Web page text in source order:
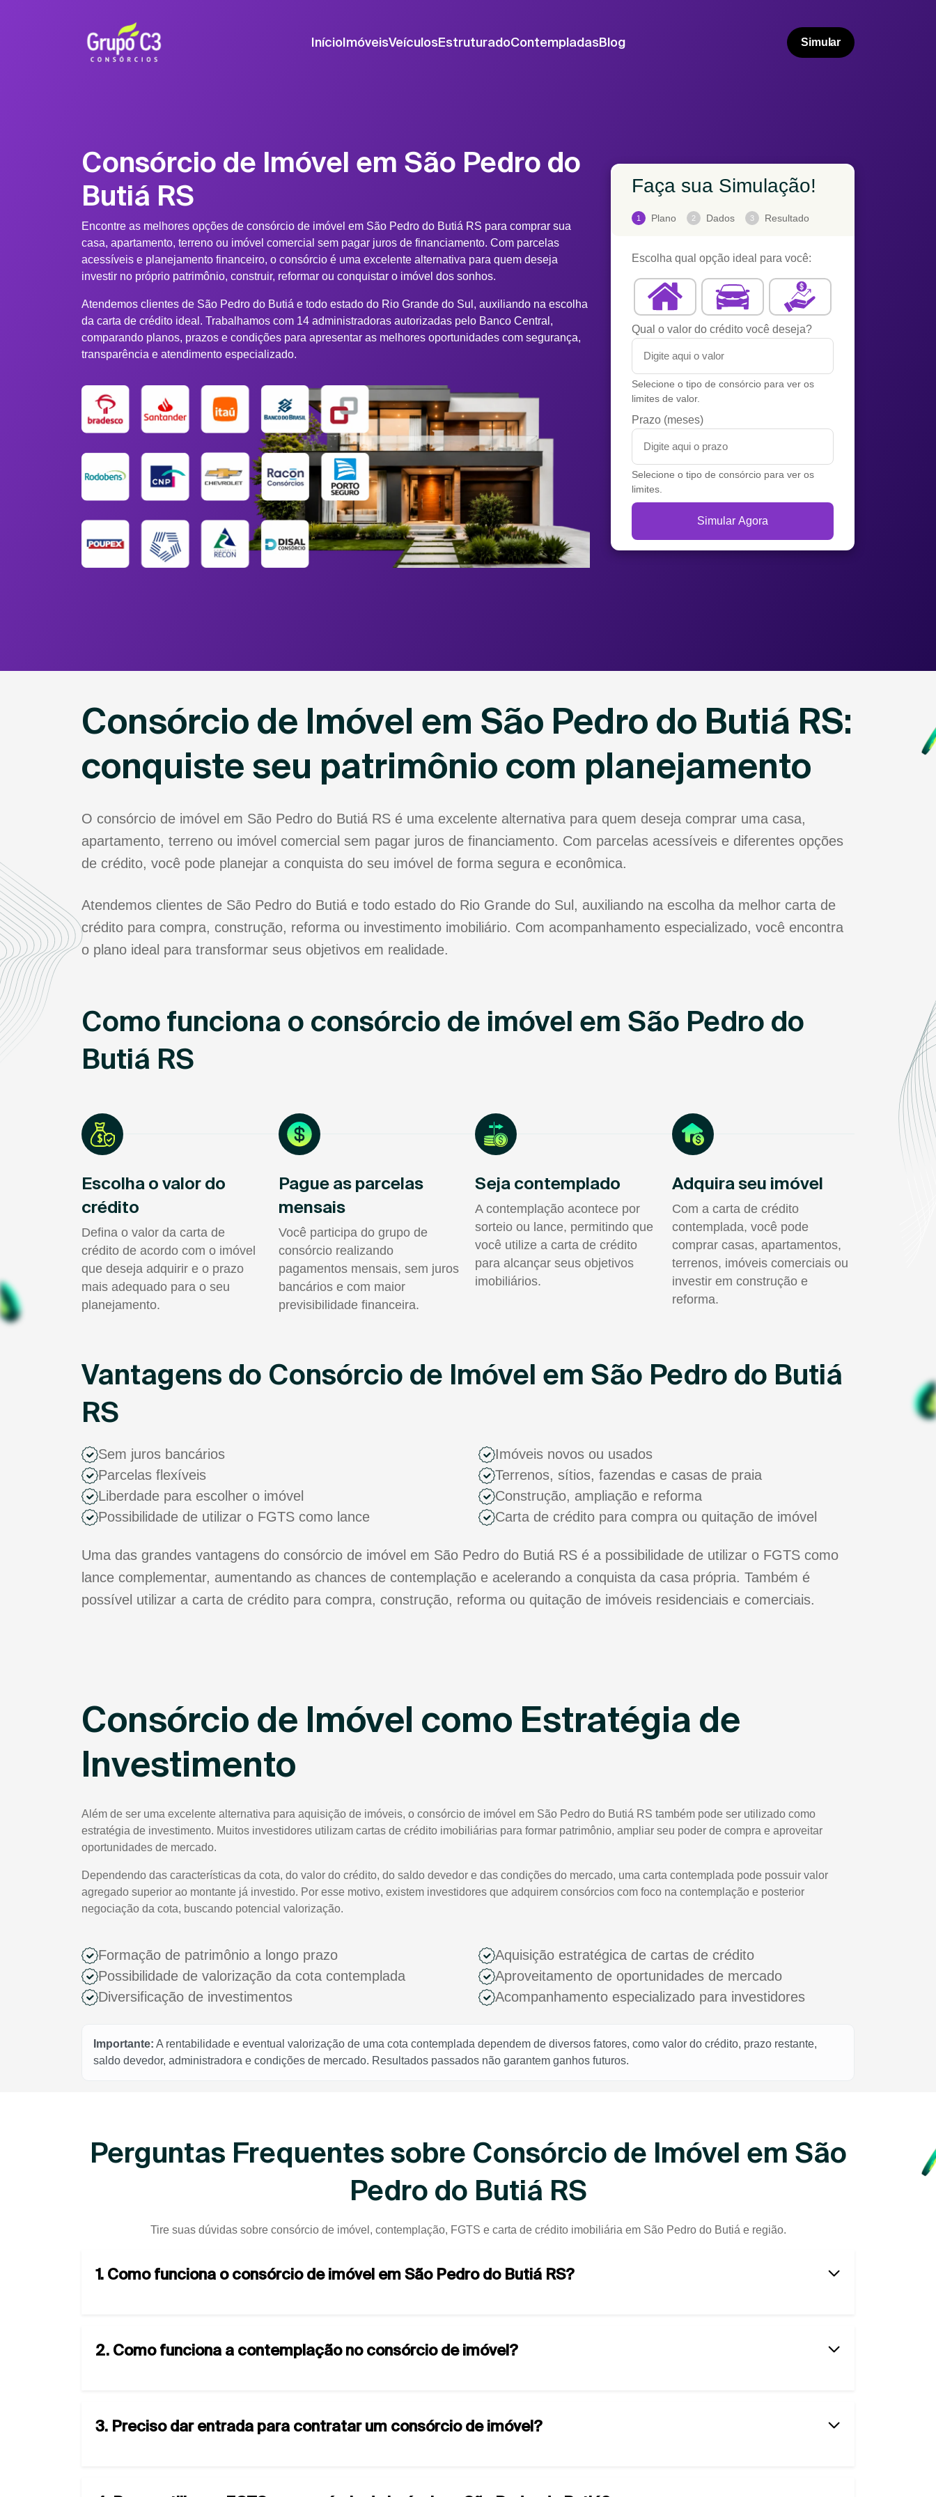
InícioImóveisVeículosEstruturadoContempladasBlog Simular
Consórcio de Imóvel em São Pedro do
Butiá RS
Encontre as melhores opções de consórcio de imóvel em São Pedro do Butiá RS para comprar sua
casa, apartamento, terreno ou imóvel comercial sem pagar juros de financiamento. Com parcelas
acessíveis e planejamento financeiro, o consórcio é uma excelente alternativa para quem deseja
investir no próprio patrimônio, construir, reformar ou conquistar o imóvel dos sonhos.
Atendemos clientes de São Pedro do Butiá e todo estado do Rio Grande do Sul, auxiliando na escolha
da carta de crédito ideal. Trabalhamos com 14 administradoras autorizadas pelo Banco Central,
comparando planos, prazos e condições para apresentar as melhores oportunidades com segurança,
transparência e atendimento especializado.
Faça sua Simulação!
1 Plano 2 Dados 3 Resultado
Escolha qual opção ideal para você:
Qual o valor do crédito você deseja?
Selecione o tipo de consórcio para ver os
limites de valor.
Prazo (meses)
Selecione o tipo de consórcio para ver os
limites.
Simular Agora
Consórcio de Imóvel em São Pedro do Butiá RS:
conquiste seu patrimônio com planejamento
O consórcio de imóvel em São Pedro do Butiá RS é uma excelente alternativa para quem deseja comprar uma casa,
apartamento, terreno ou imóvel comercial sem pagar juros de financiamento. Com parcelas acessíveis e diferentes opções
de crédito, você pode planejar a conquista do seu imóvel de forma segura e econômica.
Atendemos clientes de São Pedro do Butiá e todo estado do Rio Grande do Sul, auxiliando na escolha da melhor carta de
crédito para compra, construção, reforma ou investimento imobiliário. Com acompanhamento especializado, você encontra
o plano ideal para transformar seus objetivos em realidade.
Como funciona o consórcio de imóvel em São Pedro do
Butiá RS
Escolha o valor do
crédito
Defina o valor da carta de
crédito de acordo com o imóvel
que deseja adquirir e o prazo
mais adequado para o seu
planejamento.
Pague as parcelas
mensais
Você participa do grupo de
consórcio realizando
pagamentos mensais, sem juros
bancários e com maior
previsibilidade financeira.
Seja contemplado
A contemplação acontece por
sorteio ou lance, permitindo que
você utilize a carta de crédito
para alcançar seus objetivos
imobiliários.
Adquira seu imóvel
Com a carta de crédito
contemplada, você pode
comprar casas, apartamentos,
terrenos, imóveis comerciais ou
investir em construção e
reforma.
Vantagens do Consórcio de Imóvel em São Pedro do Butiá
RS
Sem juros bancários
Parcelas flexíveis
Liberdade para escolher o imóvel
Possibilidade de utilizar o FGTS como lance
Imóveis novos ou usados
Terrenos, sítios, fazendas e casas de praia
Construção, ampliação e reforma
Carta de crédito para compra ou quitação de imóvel
Uma das grandes vantagens do consórcio de imóvel em São Pedro do Butiá RS é a possibilidade de utilizar o FGTS como
lance complementar, aumentando as chances de contemplação e acelerando a conquista da casa própria. Também é
possível utilizar a carta de crédito para compra, construção, reforma ou quitação de imóveis residenciais e comerciais.
Consórcio de Imóvel como Estratégia de
Investimento
Além de ser uma excelente alternativa para aquisição de imóveis, o consórcio de imóvel em São Pedro do Butiá RS também pode ser utilizado como
estratégia de investimento. Muitos investidores utilizam cartas de crédito imobiliárias para formar patrimônio, ampliar seu poder de compra e aproveitar
oportunidades de mercado.
Dependendo das características da cota, do valor do crédito, do saldo devedor e das condições do mercado, uma carta contemplada pode possuir valor
agregado superior ao montante já investido. Por esse motivo, existem investidores que adquirem consórcios com foco na contemplação e posterior
negociação da cota, buscando potencial valorização.
Formação de patrimônio a longo prazo
Possibilidade de valorização da cota contemplada
Diversificação de investimentos
Aquisição estratégica de cartas de crédito
Aproveitamento de oportunidades de mercado
Acompanhamento especializado para investidores
Importante: A rentabilidade e eventual valorização de uma cota contemplada dependem de diversos fatores, como valor do crédito, prazo restante,
saldo devedor, administradora e condições de mercado. Resultados passados não garantem ganhos futuros.
Perguntas Frequentes sobre Consórcio de Imóvel em São
Pedro do Butiá RS
Tire suas dúvidas sobre consórcio de imóvel, contemplação, FGTS e carta de crédito imobiliária em São Pedro do Butiá e região.
1. Como funciona o consórcio de imóvel em São Pedro do Butiá RS?
2. Como funciona a contemplação no consórcio de imóvel?
3. Preciso dar entrada para contratar um consórcio de imóvel?